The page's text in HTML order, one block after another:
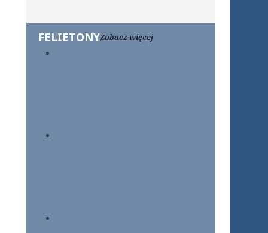
FELIETONYZobacz więcej